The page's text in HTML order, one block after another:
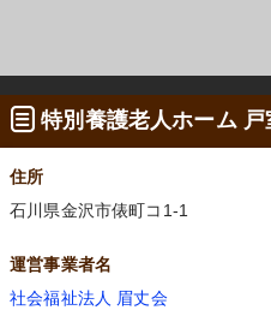
特別養護老人ホーム
住所
石川県金沢市俵町コ1-1
運営事業者名
社会福祉法人 眉丈会